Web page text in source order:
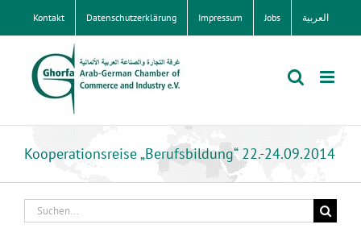
Kontakt Datenschutzerklärung Impressum Jobs العربية
Kooperationsreise „Berufsbildung“ 22.-24.09.2014
Suche
nach: